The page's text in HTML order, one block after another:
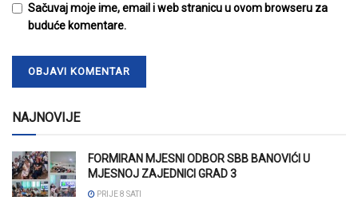
Sačuvaj moje ime, email i web stranicu u ovom browseru za
buduće komentare.
NAJNOVIJE
FORMIRAN MJESNI ODBOR SBB BANOVIĆI U
MJESNOJ ZAJEDNICI GRAD 3
PRIJE 8 SATI